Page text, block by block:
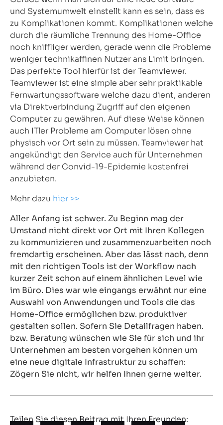
und Systemumwelt einstellt kann es sein, dass es
zu Komplikationen kommt. Komplikationen welche
durch die räumliche Trennung des Home-Office
noch kniffliger werden, gerade wenn die Probleme
weniger technikaffinen Nutzer ans Limit bringen.
Das perfekte Tool hierfür ist der Teamviewer.
Teamviewer ist eine simple aber sehr praktikable
Fernwartungssoftware welche dazu dient, anderen
via Direktverbindung Zugriff auf den eigenen
Computer zu gewähren. Auf diese Weise können
auch ITler Probleme am Computer lösen ohne
physisch vor Ort sein zu müssen. Teamviewer hat
angekündigt den Service auch für Unternehmen
während der Convid-19-Epidemie kostenfrei
anzubieten.
Mehr dazu hier >>
Aller Anfang ist schwer. Zu Beginn mag der
Umstand nicht direkt vor Ort mit Ihren Kollegen
zu kommunizieren und zusammenzuarbeiten noch
fremdartig erscheinen. Aber das lässt nach, denn
mit den richtigen Tools ist der Workflow nach
kurzer Zeit schon auf einem ähnlichen Level wie
im Büro. Dies war wie eingangs erwähnt nur eine
Auswahl von Anwendungen und Tools die das
Home-Office ermöglichen bzw. produktiver
gestalten sollen. Sofern Sie Detailfragen haben.
bzw. Beratung wünschen wie Sie für sich und ihr
Unternehmen am besten vorgehen können um
eine neue digitale Infrastruktur zu schaffen:
Zögern Sie nicht, wir helfen Ihnen gerne weiter.
Teilen Sie diesen Beitrag mit Ihren Freunden: